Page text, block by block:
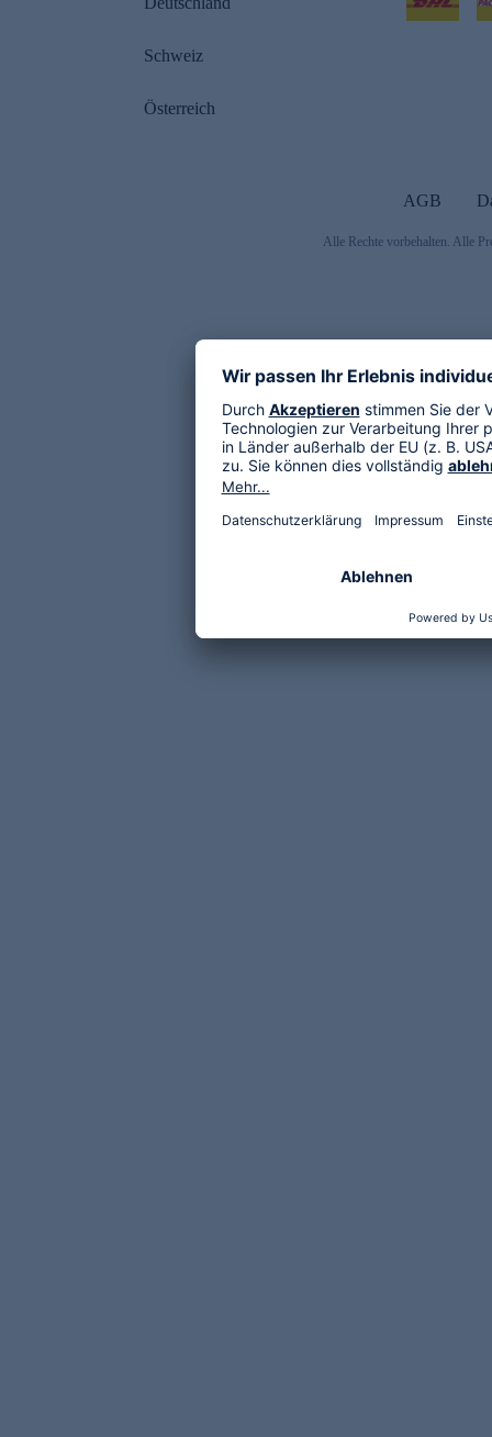
Schweiz
Österreich
AGB
Alle Rechte vorbehalten. Alle